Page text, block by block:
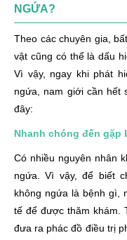
NGỨA?
Theo các chuyên gia,
vật cũng có thể là dấu
Vì vậy, ngay khi phát
ngứa, nam giới cần hết
đây:
Nhanh chóng đến gặp
Có nhiều nguyên nhân
ngứa. Vì vậy, để biết
không ngứa là bệnh gì,
tế để được thăm khám.
đưa ra phác đồ điều trị